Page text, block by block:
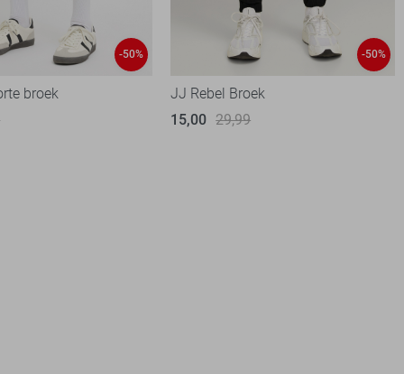
-50%
broek
-50%
JJ Rebel Broek
15,00 29,99